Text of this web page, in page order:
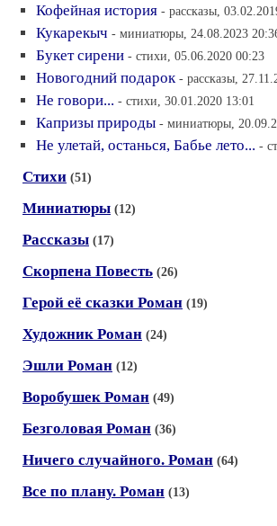
Кофейная история - рассказы,
Кукарекыч - миниатюры, 24.08.2023
Букет сирени - стихи, 05.06.2020 00:23
Новогодний подарок - рассказы,
Не говори... - стихи, 30.01.2020 13:01
Капризы природы - миниатюры,
Не улетай, останься, Бабье лето... -
Стихи (51)
Миниатюры (12)
Рассказы (17)
Скорпена Повесть (26)
Герой её сказки Роман (19)
Художник Роман (24)
Эшли Роман (12)
Воробушек Роман (49)
Безголовая Роман (36)
Ничего случайного. Роман (64)
Все по плану. Роман (13)